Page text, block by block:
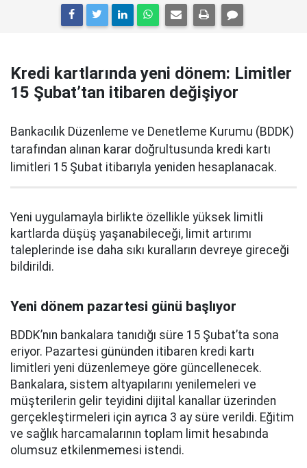
Kredi kartlarında yeni dönem: Limitler
15 Şubat’tan itibaren değişiyor
Bankacılık Düzenleme ve Denetleme Kurumu (BDDK)
tarafından alınan karar doğrultusunda kredi kartı
limitleri 15 Şubat itibarıyla yeniden hesaplanacak.
Yeni uygulamayla birlikte özellikle yüksek limitli
kartlarda düşüş yaşanabileceği, limit artırımı
taleplerinde ise daha sıkı kuralların devreye gireceği
bildirildi.
Yeni dönem pazartesi günü başlıyor
BDDK’nın bankalara tanıdığı süre 15 Şubat’ta sona
eriyor. Pazartesi gününden itibaren kredi kartı
limitleri yeni düzenlemeye göre güncellenecek.
Bankalara, sistem altyapılarını yenilemeleri ve
müşterilerin gelir teyidini dijital kanallar üzerinden
gerçekleştirmeleri için ayrıca 3 ay süre verildi. Eğitim
ve sağlık harcamalarının toplam limit hesabında
olumsuz etkilenmemesi istendi.